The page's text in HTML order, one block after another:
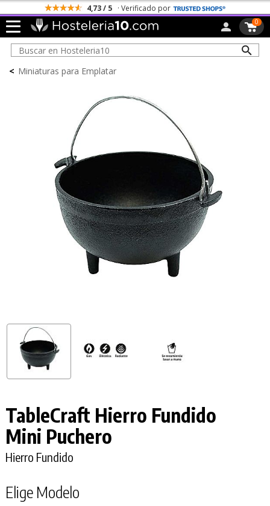
4,73 / 5 · Verificado por
0
< Miniaturas para Emplatar
TableCraft Hierro Fundido
Mini Puchero
Hierro Fundido
Elige Modelo